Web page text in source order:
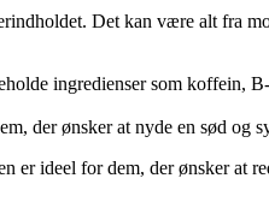
Det kan være alt fra
ingredienser som koffein,
der ønsker at nyde en sød og
ideel for dem, der ønsker at